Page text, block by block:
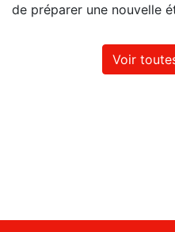
de préparer une nouvelle
Voir